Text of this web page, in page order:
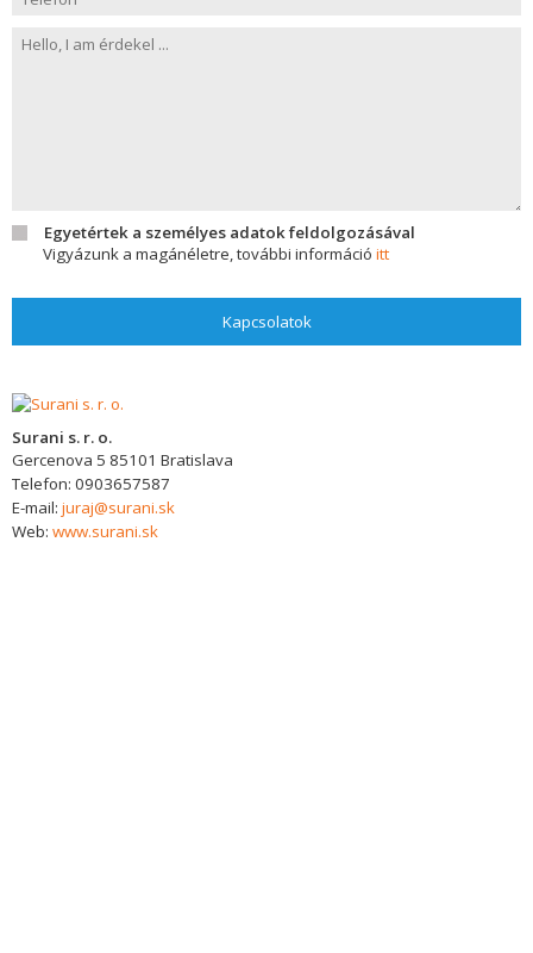
Egyetértek a személyes adatok feldolgozásával
Vigyázunk a magánéletre, további információ itt
Kapcsolatok
Surani s. r. o.
Gercenova 5 85101 Bratislava
Telefon: 0903657587
E-mail: juraj@surani.sk
Web: www.surani.sk